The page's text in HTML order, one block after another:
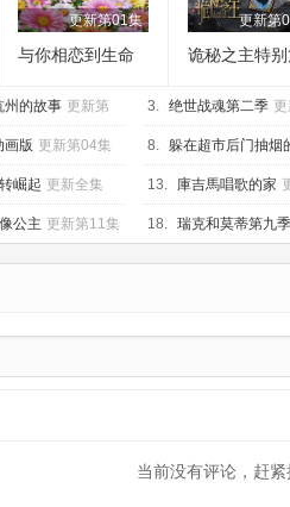
更新第01集
与你相恋到生命
更新第
诡秘之主特
州的故事 更新第 3. 绝世战魂第二季
画版 更新第04集 8. 躲在超市后门抽烟
第12集
崛起 更新全集 13. 庫吉馬唱歌的家
公主 更新第11集 18. 瑞克和莫蒂第九季
集
当前没有评论，赶紧